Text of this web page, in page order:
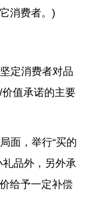
消费者。)
定消费者对品
值承诺的主要
面，举行“买的
品外，另外承
给予一定补偿